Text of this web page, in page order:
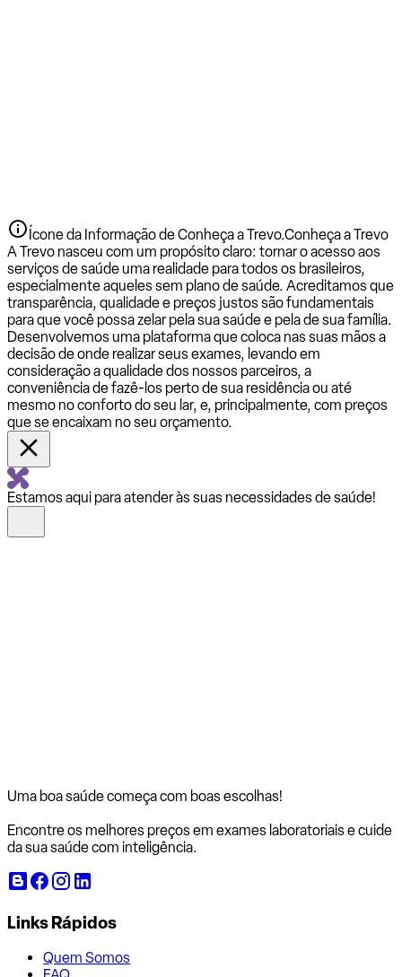
Ícone da Informação de Conheça a Trevo.Conheça a Trevo
A Trevo nasceu com um propósito claro: tornar o acesso aos
serviços de saúde uma realidade para todos os brasileiros,
especialmente aqueles sem plano de saúde. Acreditamos que
transparência, qualidade e preços justos são fundamentais
para que você possa zelar pela sua saúde e pela de sua família.
Desenvolvemos uma plataforma que coloca nas suas mãos a
decisão de onde realizar seus exames, levando em
consideração a qualidade dos nossos parceiros, a
conveniência de fazê-los perto de sua residência ou até
mesmo no conforto do seu lar, e, principalmente, com preços
que se encaixam no seu orçamento.
Estamos aqui para atender às suas necessidades de saúde!
Uma boa saúde começa com boas escolhas!
Encontre os melhores preços em exames laboratoriais e cuide
da sua saúde com inteligência.
Links Rápidos
Quem Somos